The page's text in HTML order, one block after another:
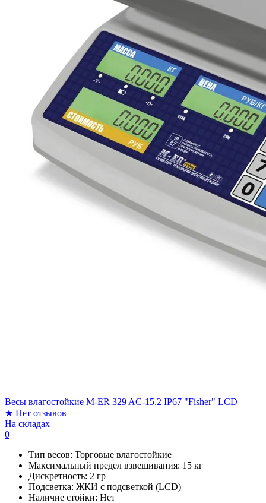
Весы влагостойкие M-ER 329 AC-15.2 IP67 "Fisher" LСD
★ Нет отзывов
На складах
0
Тип весов: Торговые влагостойкие
Максимальный предел взвешивания: 15 кг
Дискретность: 2 гр
Подсветка: ЖКИ с подсветкой (LCD)
Наличие стойки: Нет